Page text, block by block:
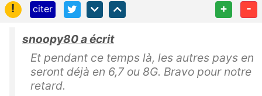
!
citer + -
snoopy80 a écrit
Et pendant ce temps là, les autres pays en
seront déjà en 6,7 ou 8G. Bravo pour notre
retard.